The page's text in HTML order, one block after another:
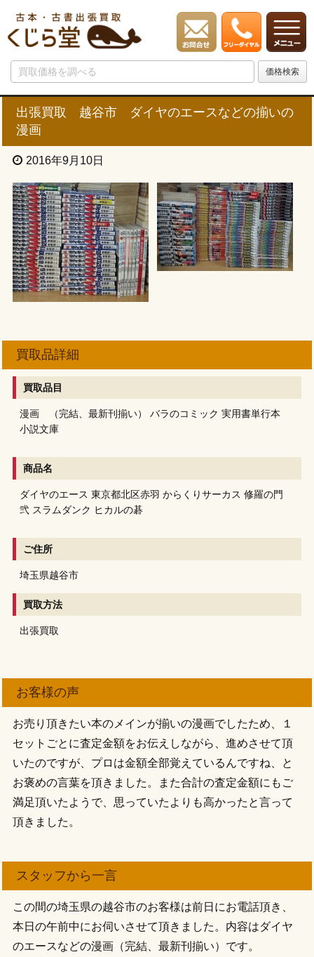
出張買取 越谷市 ダイヤのエースなどの揃いの
漫画
2016年9月10日
買取品詳細
買取品目
漫画 （完結、最新刊揃い） バラのコミック 実用書単行本
小説文庫
商品名
ダイヤのエース 東京都北区赤羽 からくりサーカス 修羅の門
弐 スラムダンク ヒカルの碁
ご住所
埼玉県越谷市
買取方法
出張買取
お客様の声
お売り頂きたい本のメインが揃いの漫画でしたため、１
セットごとに査定金額をお伝えしながら、進めさせて頂
いたのですが、プロは金額全部覚えているんですね、と
お褒めの言葉を頂きました。また合計の査定金額にもご
満足頂いたようで、思っていたよりも高かったと言って
頂きました。
スタッフから一言
この間の埼玉県の越谷市のお客様は前日にお電話頂き、
本日の午前中にお伺いさせて頂きました。内容はダイヤ
のエースなどの漫画（完結、最新刊揃い）です。